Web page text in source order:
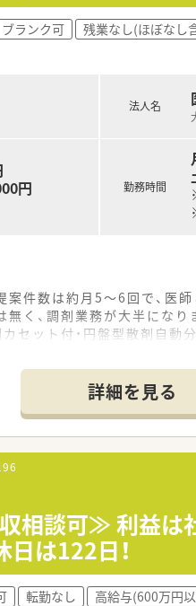
ブランク可 残業なし(ほぼなし
円
法人名
勤務時間
件数は約月5～6回で、医
く、調剤業務が大半になり
セット付・円盤型散剤自動
詳細を見る
収相談可≫ 利益
日は122日！
転勤なし 高給与(600万円